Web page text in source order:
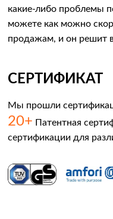
какие-либо проблемы
можете как можно
продажам, и он решит
СЕРТИФИКАТ
Мы прошли
20+ Патентная
сертификации для